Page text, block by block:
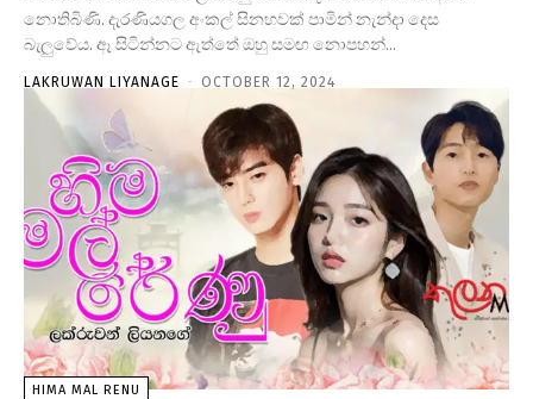
නොතිබිණි. දැරණියගල අංකල් සිනහවක් පාමින් නැන්දා දෙස
බැලුවේය. ඈ සිටින්නට ඇත්තේ ඔහු සමඟ නොපහන්...
LAKRUWAN LIYANAGE - OCTOBER 12, 2024
HIMA MAL RENU